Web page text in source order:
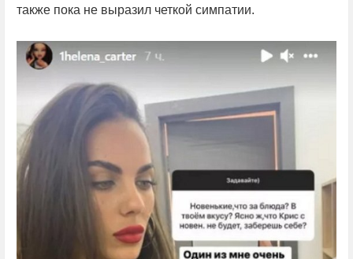
также пока не выразил четкой симпатии.